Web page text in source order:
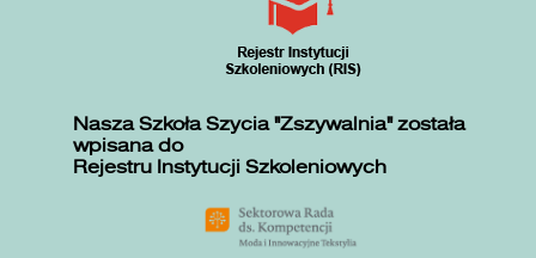
Nasza Szkoła Szycia "Zszywalnia" została
wpisana do
Rejestru Instytucji Szkoleniowych